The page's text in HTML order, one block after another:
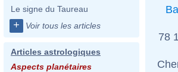
Le signe du Taureau
+ Voir tous les articles
Articles astrologiques
Aspects planétaires
78